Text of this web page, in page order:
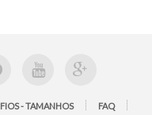
FIOS - TAMANHOS FAQ